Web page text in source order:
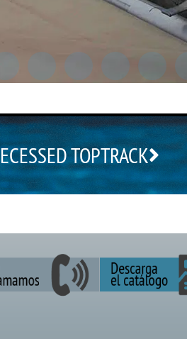
TOPTRACK